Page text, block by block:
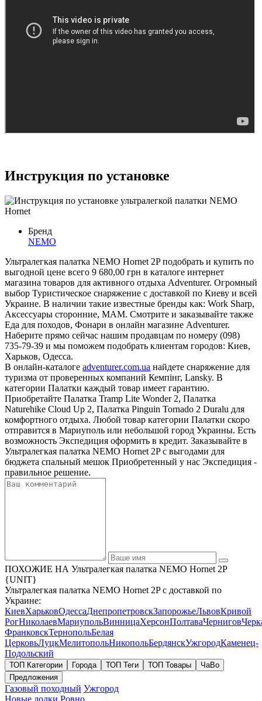
Инструкция по установке
Бренд
NEMO
Ультралегкая палатка NEMO Hornet 2P подобрать и купить по
выгодной цене всего 9 680,00 грн в каталоге интернет
магазина товаров для активного отдыха Adventurer. Огромный
выбор Туристическое снаряжение с доставкой по Киеву и всей
Украине. В наличии такие известные бренды как: Work Sharp,
Аксессуары сторонние, MAM. Смотрите и заказывайте также
Еда для походов, Фонари в онлайн магазине Adventurer.
Наберите прямо сейчас нашим продавцам по номеру (098)
735-79-39 и мы поможем подобрать клиентам городов: Киев,
Харьков, Одесса.
В онлайн-каталоге adventurer.com.ua найдете снаряжение для
туризма от проверенных компаний Кемпінг, Lansky. В
категории Палатки каждый товар имеет гарантию.
Приобретайте Палатка Tramp Lite Wonder 2, Палатка
Naturehike Cloud Up 2, Палатка Pinguin Tornado 2 Duralu для
комфортного отдыха. Любой товар категории Палатки скоро
отправится в Мариуполь или небольшой город Украины. Есть
возможность Экспедиция оформить в кредит. Заказывайте в
Ультралегкая палатка NEMO Hornet 2P с выгодами для
бюджета спальный мешок Приобретенный у нас Экспедиция -
правильное решение.
ПОХОЖИЕ НА Ультралегкая палатка NEMO Hornet 2P
{UNIT}
Ультралегкая палатка NEMO Hornet 2P с доставкой по
Украине:
КиевХарьковОдессаДнепропетровскЗапорожьеЛьвовКривой
РогНиколаевМариупольВинницаХерсонПолтаваЧернигов
ФранковскТернопольБелая
ЦерковьЛуцкМелитопольНикопольБердянскУжгородКаменец-
Подольский
ТОП Категории Города ТОП Теги ТОП Товары
ЧаВо
Предложения
Газовый походный Ужгород
Новые лодки Ровно